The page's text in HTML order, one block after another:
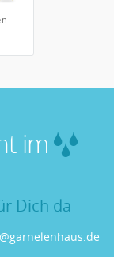
im
Dich da